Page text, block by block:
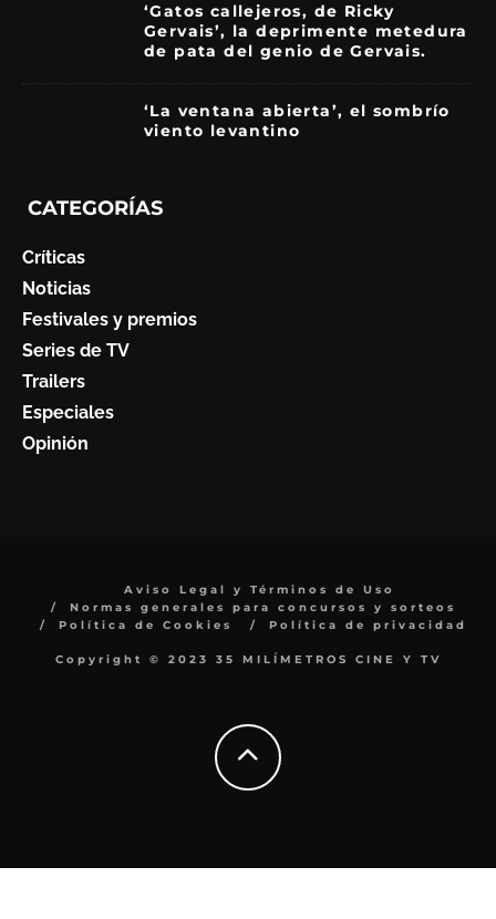
‘Gatos callejeros, de Ricky
Gervais’, la deprimente metedura
de pata del genio de Gervais.
‘La ventana abierta’, el sombrío
viento levantino
CATEGORÍAS
Críticas
Noticias
Festivales y premios
Series de TV
Trailers
Especiales
Opinión
Aviso Legal y Términos de Uso
Normas generales para concursos y sorteos
Política de Cookies
Política de privacidad
Copyright © 2023 35 MILÍMETROS CINE Y TV